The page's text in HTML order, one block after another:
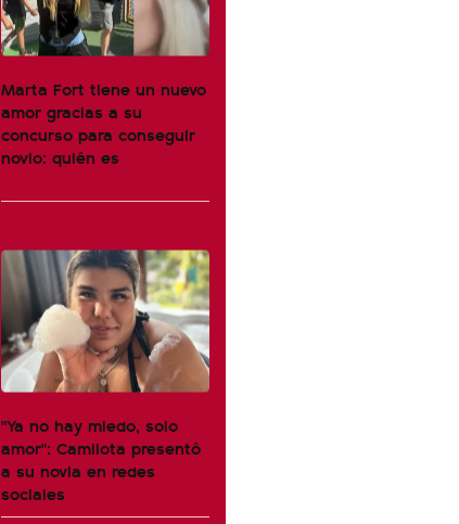
Marta Fort tiene un nuevo
amor gracias a su
concurso para conseguir
novio: quién es
"Ya no hay miedo, solo
amor": Camilota presentó
a su novia en redes
sociales